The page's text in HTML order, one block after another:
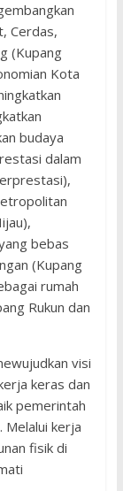
Cerdas,
(Kupang
Kota
budaya
dalam
bebas
(Kupang
rumah
Rukun dan
visi
keras dan
pemerintah
Melalui kerja
fisik di